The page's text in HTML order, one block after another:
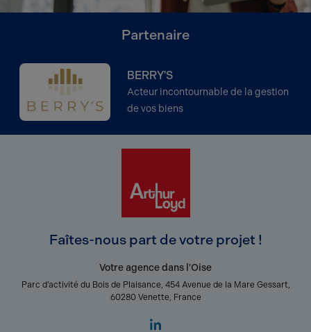
Partenaire
BERRY'S
Acteur incontournable de la gestion
de vos biens
Faîtes-nous part de votre projet !
Votre agence dans l'Oise
Parc d’activité du Bois de Plaisance, 454 Avenue de la Mare Gessart,
60280 Venette, France